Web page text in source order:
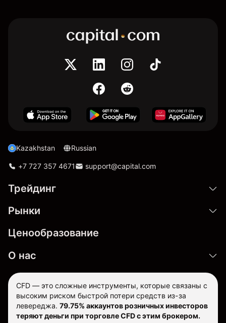
Kazakhstan Russian
+7 727 357 4671 support@capital.com
Трейдинг
Рынки
Ценообразование
О нас
CFD — это сложные инструменты, которые связаны с
высоким риском быстрой потери средств из-за
левереджа. 79.75% аккаунтов розничных инвесторов
теряют деньги при торговле CFD с этим брокером.